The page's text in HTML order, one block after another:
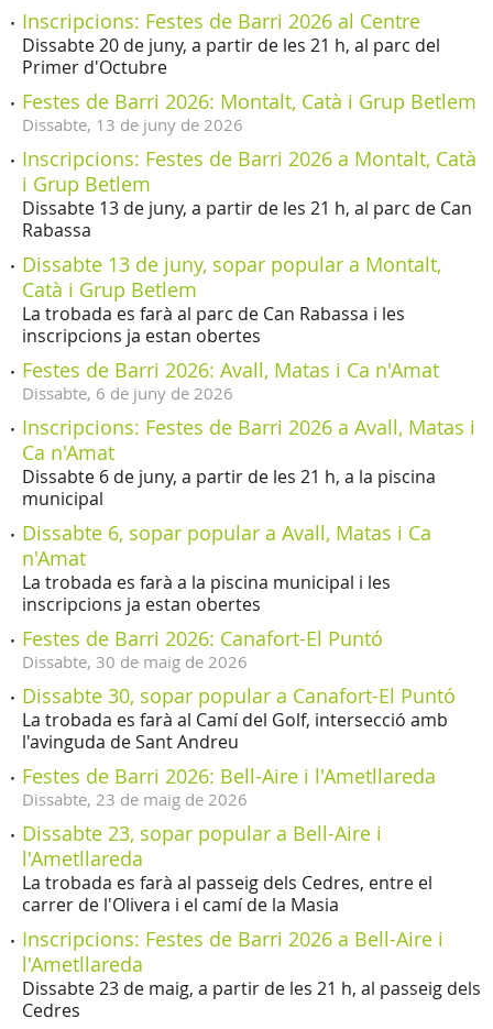
Inscripcions: Festes de Barri 2026 al Centre
Dissabte 20 de juny, a partir de les 21 h, al parc del
Primer d'Octubre
Festes de Barri 2026: Montalt, Catà i Grup Betlem
Dissabte, 13 de juny de 2026
Inscripcions: Festes de Barri 2026 a Montalt, Catà
i Grup Betlem
Dissabte 13 de juny, a partir de les 21 h, al parc de Can
Rabassa
Dissabte 13 de juny, sopar popular a Montalt,
Catà i Grup Betlem
La trobada es farà al parc de Can Rabassa i les
inscripcions ja estan obertes
Festes de Barri 2026: Avall, Matas i Ca n'Amat
Dissabte, 6 de juny de 2026
Inscripcions: Festes de Barri 2026 a Avall, Matas i
Ca n'Amat
Dissabte 6 de juny, a partir de les 21 h, a la piscina
municipal
Dissabte 6, sopar popular a Avall, Matas i Ca
n'Amat
La trobada es farà a la piscina municipal i les
inscripcions ja estan obertes
Festes de Barri 2026: Canafort-El Puntó
Dissabte, 30 de maig de 2026
Dissabte 30, sopar popular a Canafort-El Puntó
La trobada es farà al Camí del Golf, intersecció amb
l'avinguda de Sant Andreu
Festes de Barri 2026: Bell-Aire i l'Ametllareda
Dissabte, 23 de maig de 2026
Dissabte 23, sopar popular a Bell-Aire i
l'Ametllareda
La trobada es farà al passeig dels Cedres, entre el
carrer de l'Olivera i el camí de la Masia
Inscripcions: Festes de Barri 2026 a Bell-Aire i
l'Ametllareda
Dissabte 23 de maig, a partir de les 21 h, al passeig dels
Cedres